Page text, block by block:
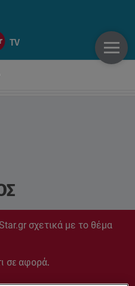
σχετικά με το θέμα
σε αφορά.